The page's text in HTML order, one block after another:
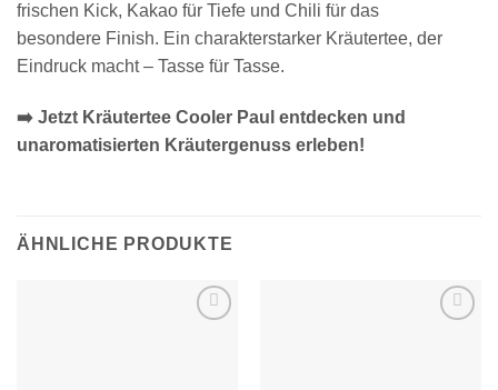
frischen Kick, Kakao für Tiefe und Chili für das
besondere Finish. Ein charakterstarker Kräutertee, der
Eindruck macht – Tasse für Tasse.
➡️ Jetzt Kräutertee Cooler Paul entdecken und
unaromatisierten Kräutergenuss erleben!
ÄHNLICHE PRODUKTE